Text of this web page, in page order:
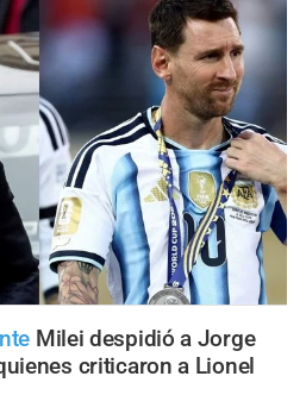
Milei despidió a Jorge
criticaron a Lionel